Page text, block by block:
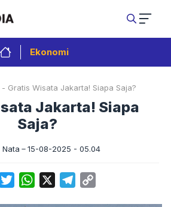
Ekonomi
- Gratis Wisata Jakarta! Siapa Saja?
Jakarta! Siapa
Saja?
Nata 15-08-2025 - 05.04
FacebookTwitterWhatsApp Telegram